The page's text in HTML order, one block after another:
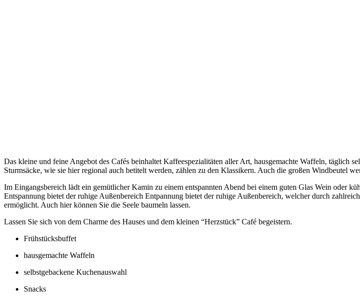
Das kleine und feine Angebot des Cafés beinhaltet Kaffeespezialitäten aller Art, hausgemachte Waffeln, täglich
Sturmsäcke, wie sie hier regional auch betitelt werden, zählen zu den Klassikern. Auch die großen Windbeutel
Im Eingangsbereich lädt ein gemütlicher Kamin zu einem entspannten Abend bei einem guten Glas Wein oder
Entspannung bietet der ruhige Außenbereich Entpannung bietet der ruhige Außenbereich, welcher durch
ermöglicht. Auch hier können Sie die Seele baumeln lassen.
Lassen Sie sich von dem Charme des Hauses und dem kleinen “Herzstück” Café begeistern.
Frühstücksbuffet
hausgemachte Waffeln
selbstgebackene Kuchenauswahl
Snacks